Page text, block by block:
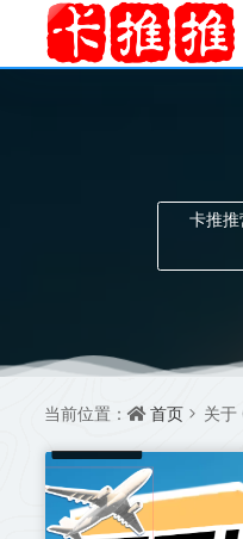
卡推
当前位置： 首页 关于